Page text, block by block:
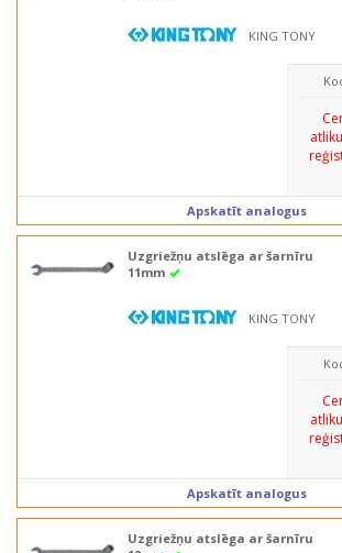
KING TONY
Apskatīt analogus
Uzgriežņu atslēga ar šarnīru
11mm
KING TONY
Apskatīt analogus
Uzgriežņu atslēga ar šarnīru